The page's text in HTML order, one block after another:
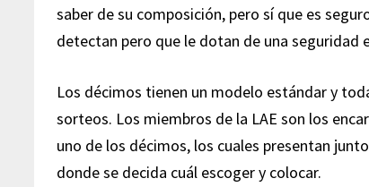
saber de su composición, pero sí que es
detectan pero que le dotan de una
Los décimos tienen un modelo estándar y
sorteos. Los miembros de la LAE son los
uno de los décimos, los cuales presentan
donde se decida cuál escoger y colocar.